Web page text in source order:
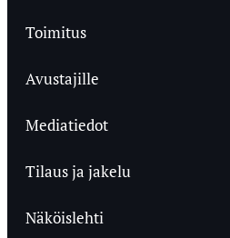
Toimitus
Avustajille
Mediatiedot
Tilaus ja jakelu
Näköislehti